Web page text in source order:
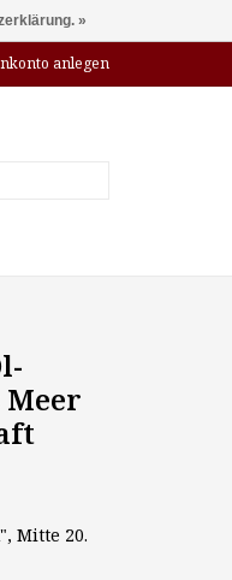
anlegen
Meer
Mitte 20.
»